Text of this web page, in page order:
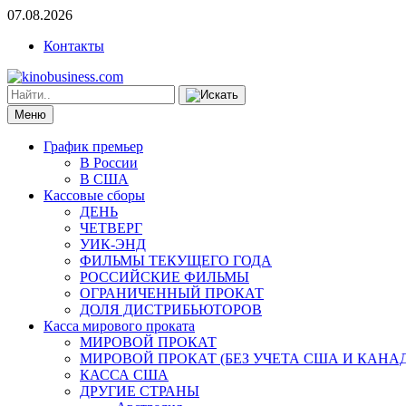
07.08.2026
Контакты
Меню
График премьер
В России
В США
Кассовые сборы
ДЕНЬ
ЧЕТВЕРГ
УИК-ЭНД
ФИЛЬМЫ ТЕКУЩЕГО ГОДА
РОССИЙСКИЕ ФИЛЬМЫ
ОГРАНИЧЕННЫЙ ПРОКАТ
ДОЛЯ ДИСТРИБЬЮТОРОВ
Касса мирового проката
МИРОВОЙ ПРОКАТ
МИРОВОЙ ПРОКАТ (БЕЗ УЧЕТА США И
КАССА США
ДРУГИЕ СТРАНЫ